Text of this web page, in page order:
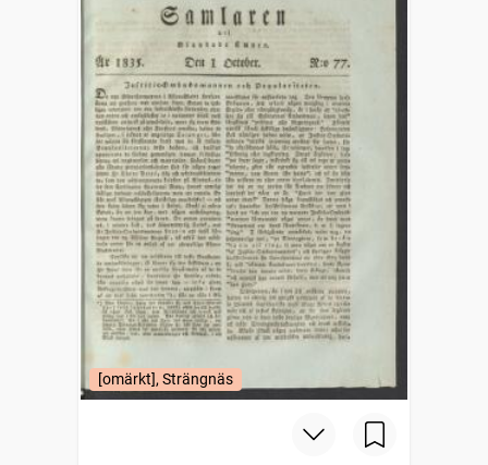
[omärkt], Strängnäs